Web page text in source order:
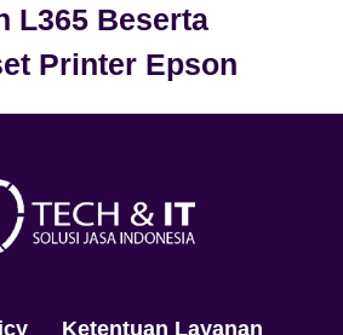
L365 Beserta
Printer Epson
Ketentuan Layanan